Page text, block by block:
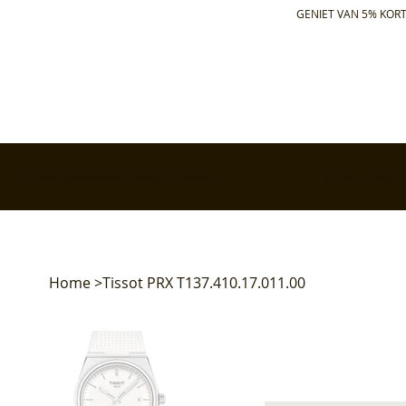
GENIET VAN 5%
Home>Tissot PRX T137.410.17.011.00